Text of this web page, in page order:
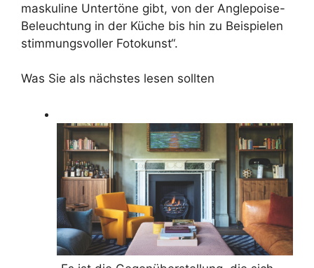
maskuline Untertöne gibt, von der Anglepoise-
Beleuchtung in der Küche bis hin zu Beispielen
stimmungsvoller Fotokunst“.
Was Sie als nächstes lesen sollten